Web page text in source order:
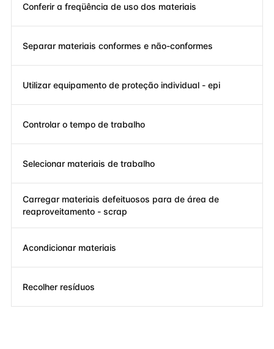
Conferir a freqüência de uso dos materiais
Separar materiais conformes e não-conformes
Utilizar equipamento de proteção individual - epi
Controlar o tempo de trabalho
Selecionar materiais de trabalho
Carregar materiais defeituosos para de área de
reaproveitamento - scrap
Acondicionar materiais
Recolher resíduos